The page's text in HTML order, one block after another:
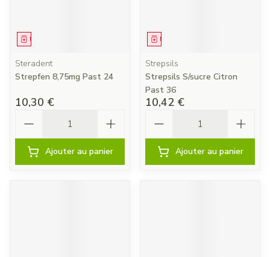
Médicament
Steradent
Strepfen 8,75mg Past 24
10,30 €
Ajouter au panier
Médicament
Strepsils
Strepsils S/sucre Citron
Past 36
10,42 €
Ajouter au panier